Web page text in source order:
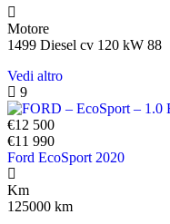
Motore
1499 Diesel cv 120 kW 88
Vedi altro
9
€12 500
€11 990
Ford EcoSport 2020
Km
125000 km